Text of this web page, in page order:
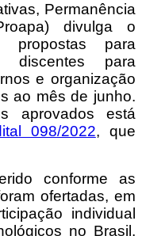
Permanência
divulga o
propostas para
para
e organização
ao mês de junho.
aprovados está
098/2022, que
conforme as
ofertadas, em
individual
no Brasil,